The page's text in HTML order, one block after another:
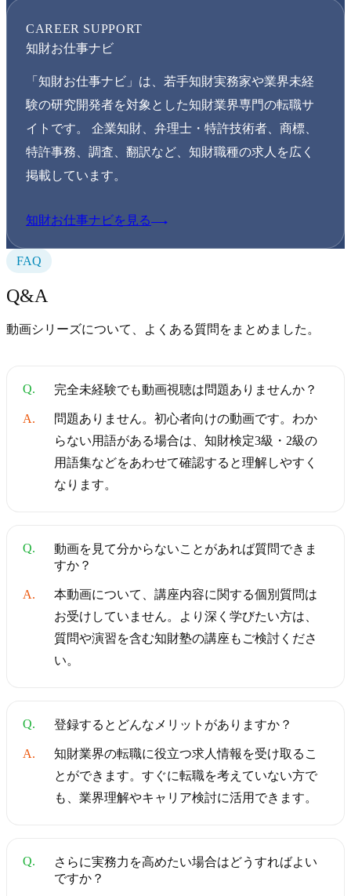
CAREER SUPPORT
知財お仕事ナビ
「知財お仕事ナビ」は、若手知財実務家や業界未経
験の研究開発者を対象とした知財業界専門の転職サ
イトです。 企業知財、弁理士・特許技術者、商標、
特許事務、調査、翻訳など、知財職種の求人を広く
掲載しています。
知財お仕事ナビを見る
FAQ
Q&A
動画シリーズについて、よくある質問をまとめました。
Q. 完全未経験でも動画視聴は問題ありませんか？
A.
問題ありません。初心者向けの動画です。わか
らない用語がある場合は、知財検定3級・2級の
用語集などをあわせて確認すると理解しやすく
なります。
Q.
動画を見て分からないことがあれば質問できま
すか？
A.
本動画について、講座内容に関する個別質問は
お受けしていません。より深く学びたい方は、
質問や演習を含む知財塾の講座もご検討くださ
い。
Q. 登録するとどんなメリットがありますか？
A.
知財業界の転職に役立つ求人情報を受け取るこ
とができます。すぐに転職を考えていない方で
も、業界理解やキャリア検討に活用できます。
Q.
さらに実務力を高めたい場合はどうすればよい
ですか？